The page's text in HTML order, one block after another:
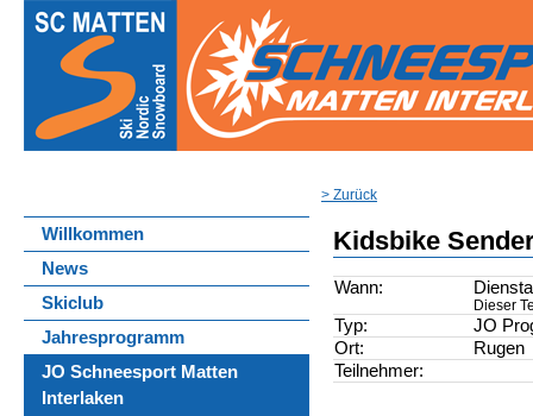
Willkommen
News
Skiclub
Jahresprogramm
JO Schneesport Matten
Interlaken
> Zurück
Kidsbike
Wann:
Dieser
Typ:
JO
Ort:
Rugen
Teilnehmer: